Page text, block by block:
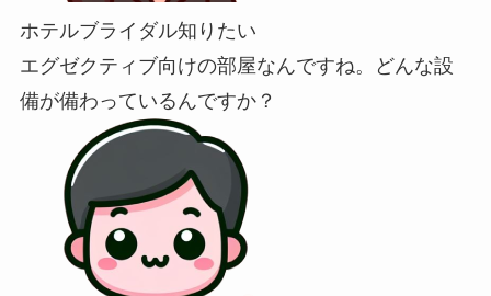
ホテルブライダル知りたい
エグゼクティブ向けの部屋なんですね。どんな設
備が備わっているんですか？